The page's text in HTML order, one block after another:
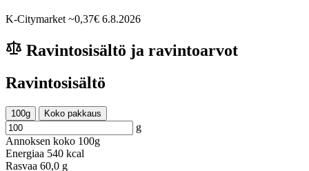
K-Citymarket ~0,37€ 6.8.2026
Ravintosisältö ja ravintoarvot
Ravintosisältö
100g Koko pakkaus
g
Annoksen koko 100g
Energiaa 540 kcal
Rasvaa 60,0 g